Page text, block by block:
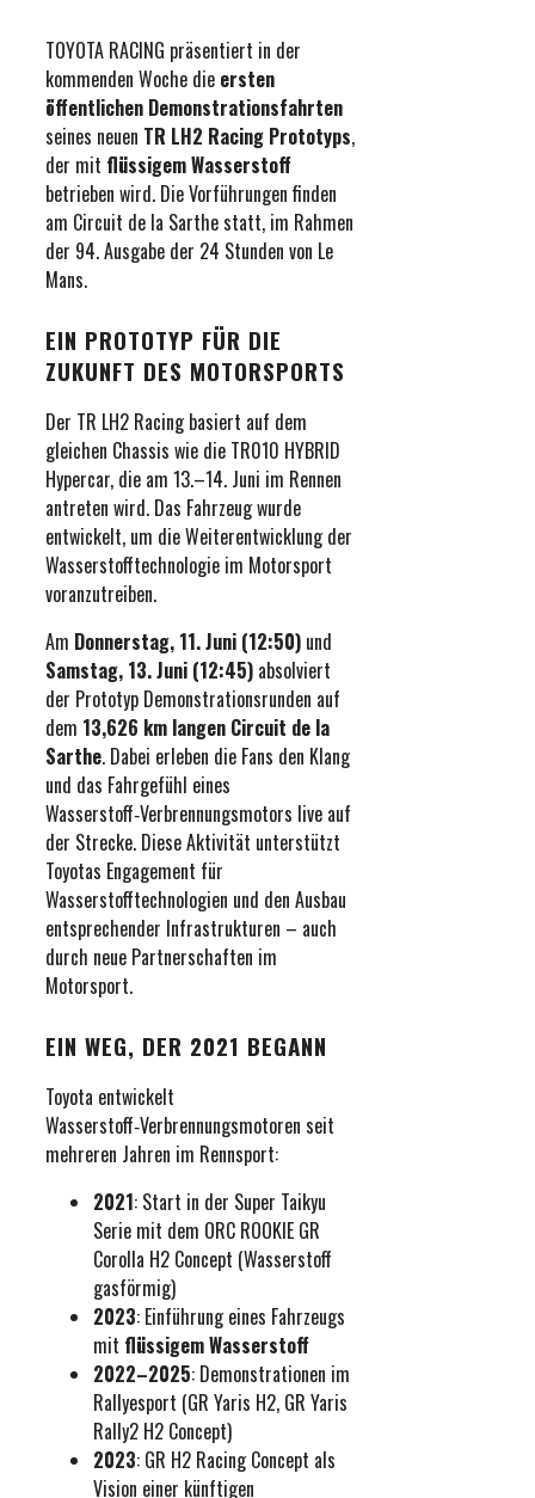
TOYOTA RACING präsentiert in der
kommenden Woche die ersten
öffentlichen Demonstrationsfahrten
seines neuen TR LH2 Racing Prototyps,
der mit flüssigem Wasserstoff
betrieben wird. Die Vorführungen finden
am Circuit de la Sarthe statt, im Rahmen
der 94. Ausgabe der 24 Stunden von Le
Mans.
EIN PROTOTYP FÜR DIE
ZUKUNFT DES MOTORSPORTS
Der TR LH2 Racing basiert auf dem
gleichen Chassis wie die TR010 HYBRID
Hypercar, die am 13.–14. Juni im Rennen
antreten wird. Das Fahrzeug wurde
entwickelt, um die Weiterentwicklung der
Wasserstofftechnologie im Motorsport
voranzutreiben.
Am Donnerstag, 11. Juni (12:50) und
Samstag, 13. Juni (12:45) absolviert
der Prototyp Demonstrationsrunden auf
dem 13,626 km langen Circuit de la
Sarthe. Dabei erleben die Fans den Klang
und das Fahrgefühl eines
Wasserstoff‑Verbrennungsmotors live auf
der Strecke. Diese Aktivität unterstützt
Toyotas Engagement für
Wasserstofftechnologien und den Ausbau
entsprechender Infrastrukturen – auch
durch neue Partnerschaften im
Motorsport.
EIN WEG, DER 2021 BEGANN
Toyota entwickelt
Wasserstoff‑Verbrennungsmotoren seit
mehreren Jahren im Rennsport:
2021: Start in der Super Taikyu
Serie mit dem ORC ROOKIE GR
Corolla H2 Concept (Wasserstoff
gasförmig)
2023: Einführung eines Fahrzeugs
mit flüssigem Wasserstoff
2022–2025: Demonstrationen im
Rallyesport (GR Yaris H2, GR Yaris
Rally2 H2 Concept)
2023: GR H2 Racing Concept als
Vision einer künftigen